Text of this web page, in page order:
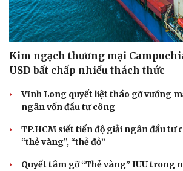
Kim ngạch thương mại
USD bất chấp nhiều thách thức
Vĩnh Long quyết liệt tháo gỡ vướng
ngân vốn đầu tư công
TP.HCM siết tiến độ giải ngân đầu tư
“thẻ vàng”, “thẻ đỏ”
Quyết tâm gỡ “Thẻ vàng” IUU trong